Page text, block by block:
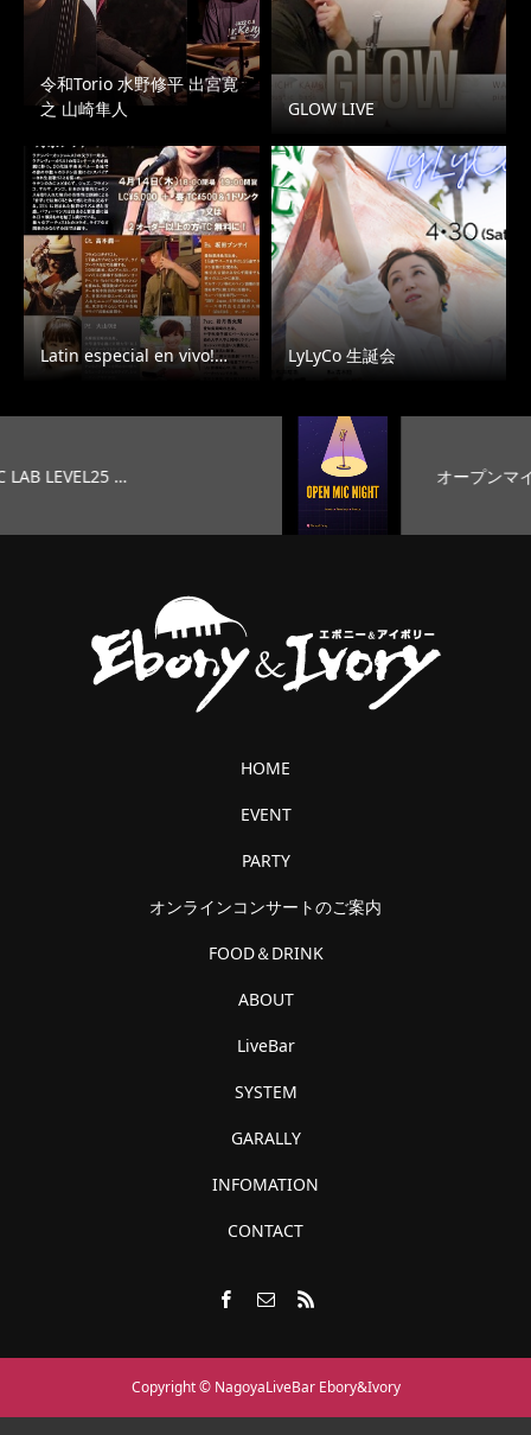
令和Torio 水野修平 出宮寛
之 山崎隼人
GLOW LIVE
Latin especial en vivo!… LyLyCo 生誕会
オープンマイク
HOME
EVENT
PARTY
オンラインコンサートのご案内
FOOD＆DRINK
ABOUT
LiveBar
SYSTEM
GARALLY
INFOMATION
CONTACT
Copyright © NagoyaLiveBar Ebory&Ivory